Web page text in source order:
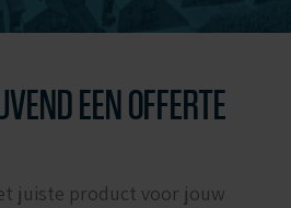
EEN OFFERTE
juiste product voor jouw